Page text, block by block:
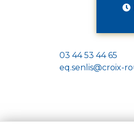
03 44 53 44 65
eq.senlis@croix-